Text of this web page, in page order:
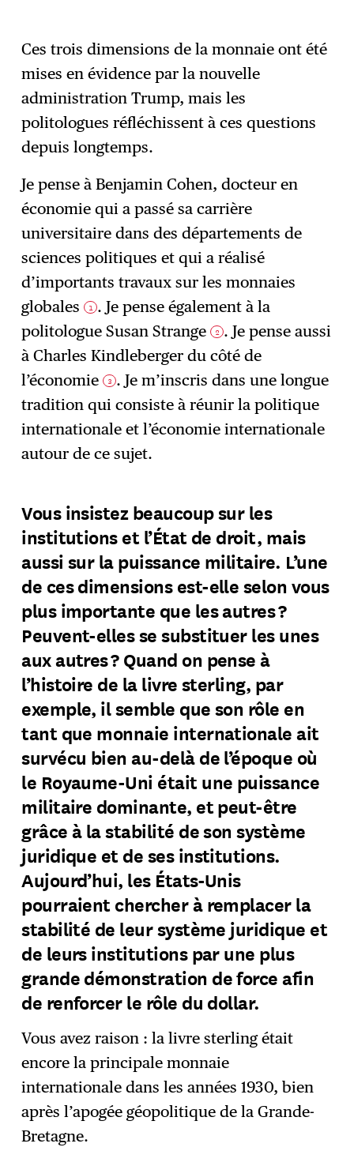
Ces trois dimensions de la monnaie ont été
mises en évidence par la nouvelle
administration Trump, mais les
politologues réfléchissent à ces questions
depuis longtemps.
Je pense à Benjamin Cohen, docteur en
économie qui a passé sa carrière
universitaire dans des départements de
sciences politiques et qui a réalisé
d’importants travaux sur les monnaies
globales 1 . Je pense également à la
politologue Susan Strange 2 . Je pense aussi
à Charles Kindleberger du côté de
l’économie 3 . Je m’inscris dans une longue
tradition qui consiste à réunir la politique
internationale et l’économie internationale
autour de ce sujet.
Vous insistez beaucoup sur les
institutions et l’État de droit, mais
aussi sur la puissance militaire. L’une
de ces dimensions est-elle selon vous
plus importante que les autres ?
Peuvent-elles se substituer les unes
aux autres ? Quand on pense à
l’histoire de la livre sterling, par
exemple, il semble que son rôle en
tant que monnaie internationale ait
survécu bien au-delà de l’époque où
le Royaume-Uni était une puissance
militaire dominante, et peut-être
grâce à la stabilité de son système
juridique et de ses institutions.
Aujourd’hui, les États-Unis
pourraient chercher à remplacer la
stabilité de leur système juridique et
de leurs institutions par une plus
grande démonstration de force afin
de renforcer le rôle du dollar.
Vous avez raison : la livre sterling était
encore la principale monnaie
internationale dans les années 1930, bien
après l’apogée géopolitique de la Grande-
Bretagne.